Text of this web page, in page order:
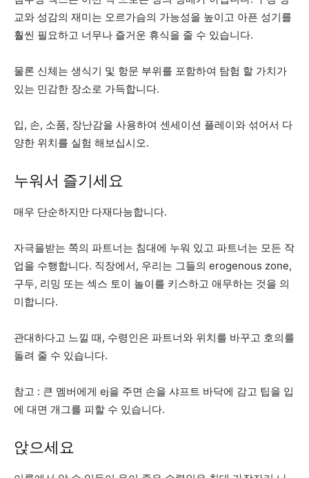
교와 성감의 재미는 오르가슴의 가능성을 높이고 아픈 성기를
훨씬 필요하고 너무나 즐거운 휴식을 줄 수 있습니다.
물론 신체는 생식기 및 항문 부위를 포함하여 탐험 할 가치가
있는 민감한 장소로 가득합니다.
입, 손, 소품, 장난감을 사용하여 센세이션 플레이와 섞어서 다
양한 위치를 실험 해보십시오.
누워서 즐기세요
매우 단순하지만 다재다능합니다.
자극을받는 쪽의 파트너는 침대에 누워 있고 파트너는 모든 작
업을 수행합니다. 직장에서, 우리는 그들의 erogenous zone,
구두, 리밍 또는 섹스 토이 놀이를 키스하고 애무하는 것을 의
미합니다.
관대하다고 느낄 때, 수령인은 파트너와 위치를 바꾸고 호의를
돌려 줄 수 있습니다.
참고 : 큰 멤버에게 ej을 주면 손을 샤프트 바닥에 감고 팁을 입
에 대면 개그를 피할 수 있습니다.
앉으세요